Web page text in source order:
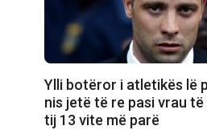
Ylli botëror i atletikës lë
nis jetë të re pasi vrau të
tij 13 vite më parë